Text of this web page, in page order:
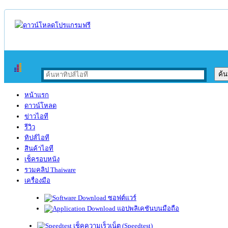
หน้าแรก
ดาวน์โหลด
ข่าวไอที
รีวิว
ทิปส์ไอที
สินค้าไอที
เช็ครอบหนัง
รวมคลิป Thaiware
เครื่องมือ
ซอฟต์แวร์
แอปพลิเคชันบนมือถือ
เช็คความเร็วเน็ต (Speedtest)